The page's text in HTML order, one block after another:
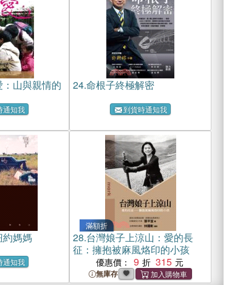
山與親情的
通知我
24.命根子終極解密
到貨時通知我
約媽媽
通知我
滿額折
28.台灣娘子上涼山：愛的長
征：擁抱被麻風烙印的小孩
優惠價： 9 315
無庫存